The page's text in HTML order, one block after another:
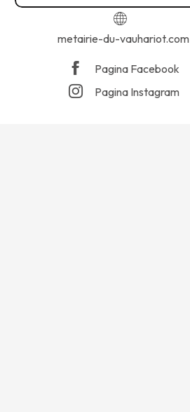
metairie-du-vauhariot.com
Pagina Facebook
Pagina Instagram